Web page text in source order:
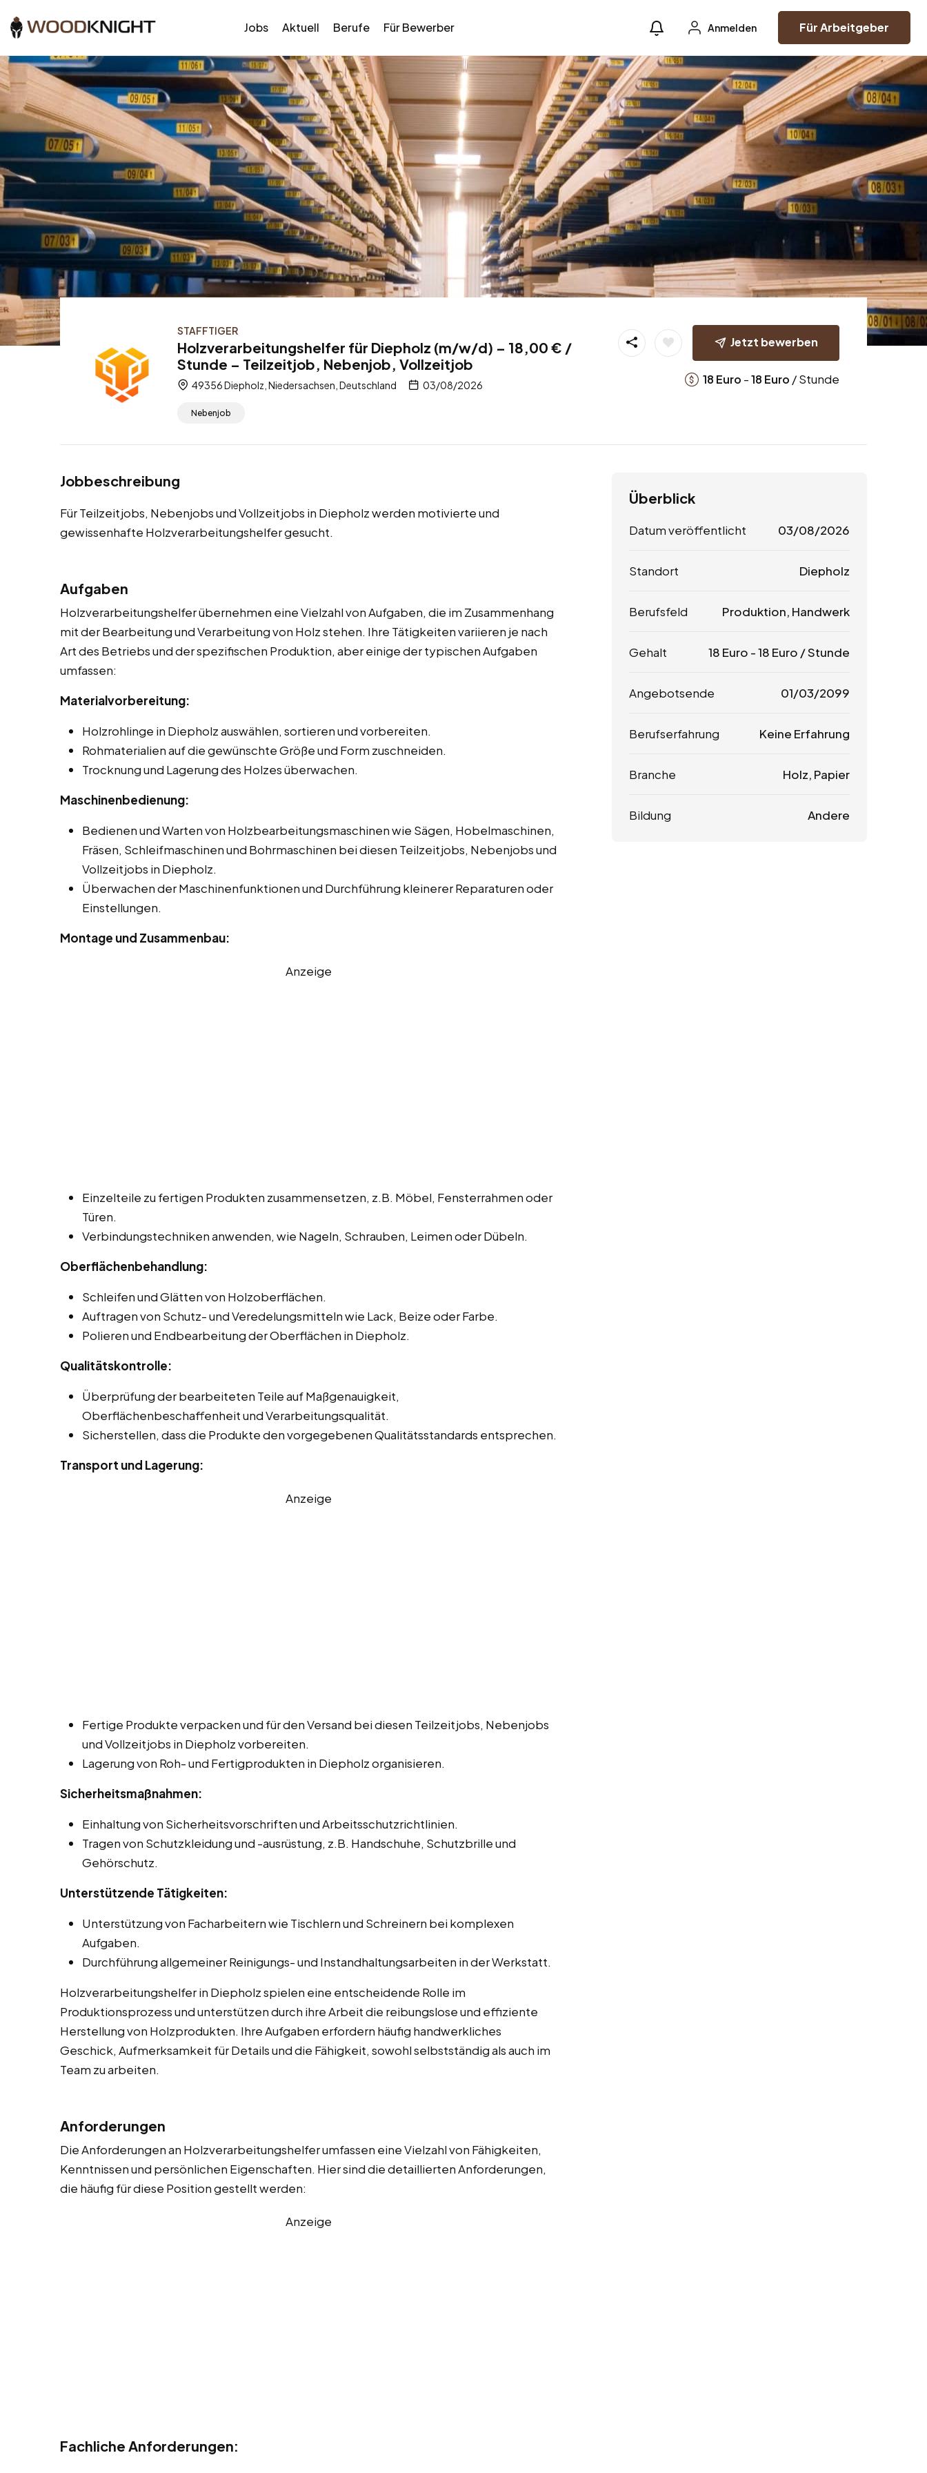
Jobs Aktuell Berufe Für Bewerber Anmelden Für Arbeitgeber
STAFFTIGER
Holzverarbeitungshelfer für Diepholz (m/w/d) – 18,00 € /
Stunde – Teilzeitjob, Nebenjob, Vollzeitjob
49356 Diepholz, Niedersachsen, Deutschland 03/08/2026
Nebenjob
Jetzt bewerben
18 Euro -18 Euro / Stunde
Jobbeschreibung
Für Teilzeitjobs, Nebenjobs und Vollzeitjobs in Diepholz werden motivierte und
gewissenhafte Holzverarbeitungshelfer gesucht.
Aufgaben
Holzverarbeitungshelfer übernehmen eine Vielzahl von Aufgaben, die im Zusammenhang
mit der Bearbeitung und Verarbeitung von Holz stehen. Ihre Tätigkeiten variieren je nach
Art des Betriebs und der spezifischen Produktion, aber einige der typischen Aufgaben
umfassen:
Materialvorbereitung:
Holzrohlinge in Diepholz auswählen, sortieren und vorbereiten.
Rohmaterialien auf die gewünschte Größe und Form zuschneiden.
Trocknung und Lagerung des Holzes überwachen.
Maschinenbedienung:
Bedienen und Warten von Holzbearbeitungsmaschinen wie Sägen, Hobelmaschinen,
Fräsen, Schleifmaschinen und Bohrmaschinen bei diesen Teilzeitjobs, Nebenjobs und
Vollzeitjobs in Diepholz.
Überwachen der Maschinenfunktionen und Durchführung kleinerer Reparaturen oder
Einstellungen.
Montage und Zusammenbau:
Anzeige
Einzelteile zu fertigen Produkten zusammensetzen, z.B. Möbel, Fensterrahmen oder
Türen.
Verbindungstechniken anwenden, wie Nageln, Schrauben, Leimen oder Dübeln.
Oberflächenbehandlung:
Schleifen und Glätten von Holzoberflächen.
Auftragen von Schutz- und Veredelungsmitteln wie Lack, Beize oder Farbe.
Polieren und Endbearbeitung der Oberflächen in Diepholz.
Qualitätskontrolle:
Überprüfung der bearbeiteten Teile auf Maßgenauigkeit,
Oberflächenbeschaffenheit und Verarbeitungsqualität.
Sicherstellen, dass die Produkte den vorgegebenen Qualitätsstandards entsprechen.
Transport und Lagerung:
Anzeige
Fertige Produkte verpacken und für den Versand bei diesen Teilzeitjobs, Nebenjobs
und Vollzeitjobs in Diepholz vorbereiten.
Lagerung von Roh- und Fertigprodukten in Diepholz organisieren.
Sicherheitsmaßnahmen:
Einhaltung von Sicherheitsvorschriften und Arbeitsschutzrichtlinien.
Tragen von Schutzkleidung und -ausrüstung, z.B. Handschuhe, Schutzbrille und
Gehörschutz.
Unterstützende Tätigkeiten:
Unterstützung von Facharbeitern wie Tischlern und Schreinern bei komplexen
Aufgaben.
Durchführung allgemeiner Reinigungs- und Instandhaltungsarbeiten in der Werkstatt.
Holzverarbeitungshelfer in Diepholz spielen eine entscheidende Rolle im
Produktionsprozess und unterstützen durch ihre Arbeit die reibungslose und effiziente
Herstellung von Holzprodukten. Ihre Aufgaben erfordern häufig handwerkliches
Geschick, Aufmerksamkeit für Details und die Fähigkeit, sowohl selbstständig als auch im
Team zu arbeiten.
Anforderungen
Die Anforderungen an Holzverarbeitungshelfer umfassen eine Vielzahl von Fähigkeiten,
Kenntnissen und persönlichen Eigenschaften. Hier sind die detaillierten Anforderungen,
die häufig für diese Position gestellt werden:
Anzeige
Fachliche Anforderungen:
Überblick
Datum veröffentlicht 03/08/2026
Standort Diepholz
Berufsfeld Produktion, Handwerk
Gehalt 18 Euro -18 Euro / Stunde
Angebotsende 01/03/2099
Berufserfahrung Keine Erfahrung
Branche Holz, Papier
Bildung Andere